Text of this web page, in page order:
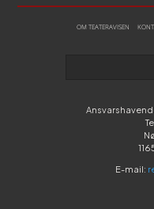
OM TEATERAVISEN
E-mail: